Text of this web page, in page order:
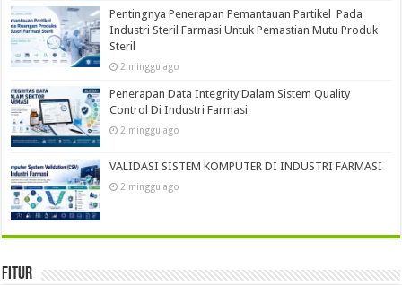
Pentingnya Penerapan Pemantauan Partikel Pada
Industri Steril Farmasi Untuk Pemastian Mutu Produk
Steril
2 minggu ago
Penerapan Data Integrity Dalam Sistem Quality
Control Di Industri Farmasi
2 minggu ago
VALIDASI SISTEM KOMPUTER DI INDUSTRI FARMASI
2 minggu ago
Fitur